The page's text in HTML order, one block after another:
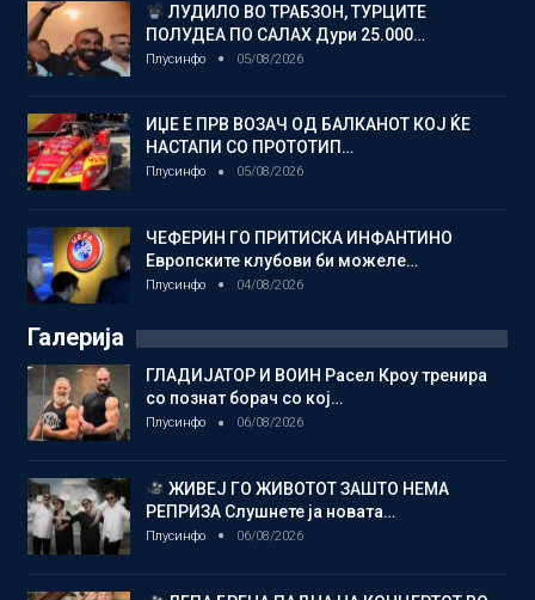
ЛУДИЛО ВО ТРАБЗОН, ТУРЦИТЕ
ПОЛУДЕА ПО САЛАХ Дури 25.000…
Плусинфо 05/08/2026
ИЏЕ Е ПРВ ВОЗАЧ ОД БАЛКАНОТ КОЈ ЌЕ
НАСТАПИ СО ПРОТОТИП…
Плусинфо 05/08/2026
ЧЕФЕРИН ГО ПРИТИСКА ИНФАНТИНО
Европските клубови би можеле…
Плусинфо 04/08/2026
Галерија
ГЛАДИЈАТОР И ВОИН Расел Кроу тренира
со познат борач со кој…
Плусинфо 06/08/2026
ЖИВЕЈ ГО ЖИВОТОТ ЗАШТО НЕМА
РЕПРИЗА Слушнете ја новата…
Плусинфо 06/08/2026